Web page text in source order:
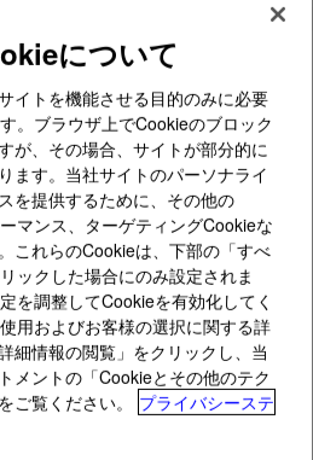
?
with a 3000 molecular weight,
control applications.
について
イトを機能させる目的のみに必要
。ブラウザ上でCookieのブロック
が、その場合、サイトが部分的に
ます。当社サイトのパーソナライ
を提供するために、その他の
マンス、ターゲティングCookieな
これらのCookieは、下部の「すべ
ックした場合にのみ設定されま
を調整してCookieを有効化してく
用およびお客様の選択に関する詳
細情報の閲覧」をクリックし、当
メントの「Cookieとその他のテク
ご覧ください。
プライバシーステ